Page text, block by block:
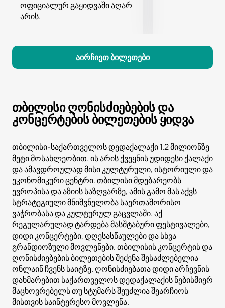
ოფიციალურ გაყიდვაში აღარ
არის.
აირჩიეთ ბილეთები
თბილისი ღონისძიებების და
კონცერტების ბილეთების ყიდვა
თბილისი-საქართველოს დედაქალაქი 1.2 მილიონზე
მეტი მოსახლეობით. ის არის ქვეყნის უდიდესი ქალაქი
და ამავდროულად მისი კულტურული, ისტორიული და
ეკონომიკური ცენტრი. თბილისი მდებარეობს
ევროპისა და აზიის საზღვარზე, ამის გამო მას აქვს
სტრატეგიული მნიშვნელობა საერთაშორისო
ვაჭრობასა და კულტურულ გაცვლაში. აქ
რეგულარულად ტარდება მასშტაბური ფესტივალები,
დიდი კონცერტები, დღესასწაულები და სხვა
გრანდიოზული მოვლენები. თბილისის კონცერტის და
ღონისძიებების ბილეთების შეძენა შესაძლებელია
ონლაინ ჩვენს საიტზე. ღონისძიებათა დიდი არჩევნის
დახმარებით საქართველოს დედაქალაქის ნებისმიერ
მაცხოვრებელს თუ სტუმარს შეუძლია შეარჩიოს
მისთვის საინტერესო მოვლენა.